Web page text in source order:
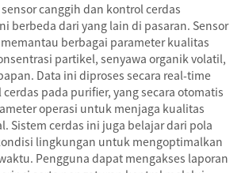
canggih dan kontrol cerdas
berbeda dari yang lain di pasaran. Sensor
berbagai parameter kualitas
partikel, senyawa organik volatil,
Data ini diproses secara real-time
pada purifier, yang secara otomatis
operasi untuk menjaga kualitas
Sistem cerdas ini juga belajar dari pola
lingkungan untuk mengoptimalkan
Pengguna dapat mengakses laporan